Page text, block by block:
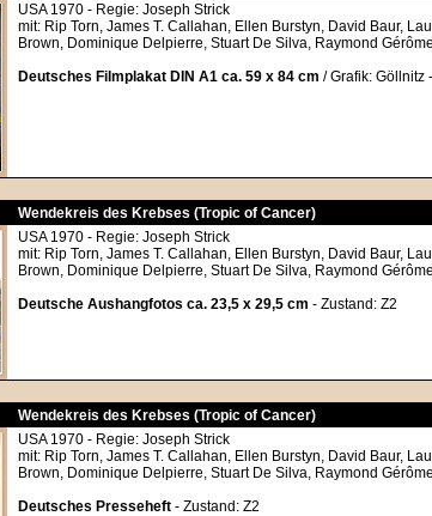
USA 1970 - Regie: Joseph Strick
mit: Rip Torn, James T. Callahan, Ellen Burstyn, David Baur,
Brown, Dominique Delpierre, Stuart De Silva, Raymond Gérôme
Deutsches Filmplakat DIN A1 ca. 59 x 84 cm / Grafik: Göllnitz
Wendekreis des Krebses (Tropic of Cancer)
USA 1970 - Regie: Joseph Strick
mit: Rip Torn, James T. Callahan, Ellen Burstyn, David Baur,
Brown, Dominique Delpierre, Stuart De Silva, Raymond Gérôme
Deutsche Aushangfotos ca. 23,5 x 29,5 cm - Zustand: Z2
Wendekreis des Krebses (Tropic of Cancer)
USA 1970 - Regie: Joseph Strick
mit: Rip Torn, James T. Callahan, Ellen Burstyn, David Baur,
Brown, Dominique Delpierre, Stuart De Silva, Raymond Gérôme
Deutsches Presseheft - Zustand: Z2